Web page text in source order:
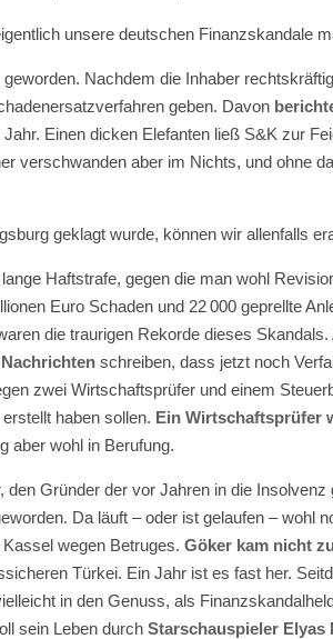
unsere deutschen Finanzskandale
Nachdem die Inhaber
geben. Davon
Jahr. Einen dicken Elefanten ließ S&K zur
verschwanden aber im Nichts, und ohne
geklagt wurde, können wir allenfalls
Haftstrafe, gegen die man wohl
Euro Schaden und 22 000 geprellte
die traurigen Rekorde dieses Skandals.
schreiben, dass jetzt noch
zwei Wirtschaftsprüfer und einem
haben sollen. Ein Wirtschaftsprüfer
aber wohl in Berufung.
Gründer der vor Jahren in die Insolvenz
Da läuft – oder ist gelaufen – wohl
wegen Betruges.Göker kam nicht
Türkei. Ein Jahr ist es fast her.
in den Genuss, als
sein Leben durchStarschauspieler Elyas